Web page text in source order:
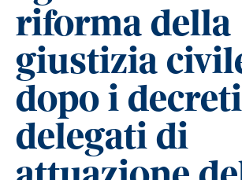
riforma della
giustizia
dopo i decreti
delegati di